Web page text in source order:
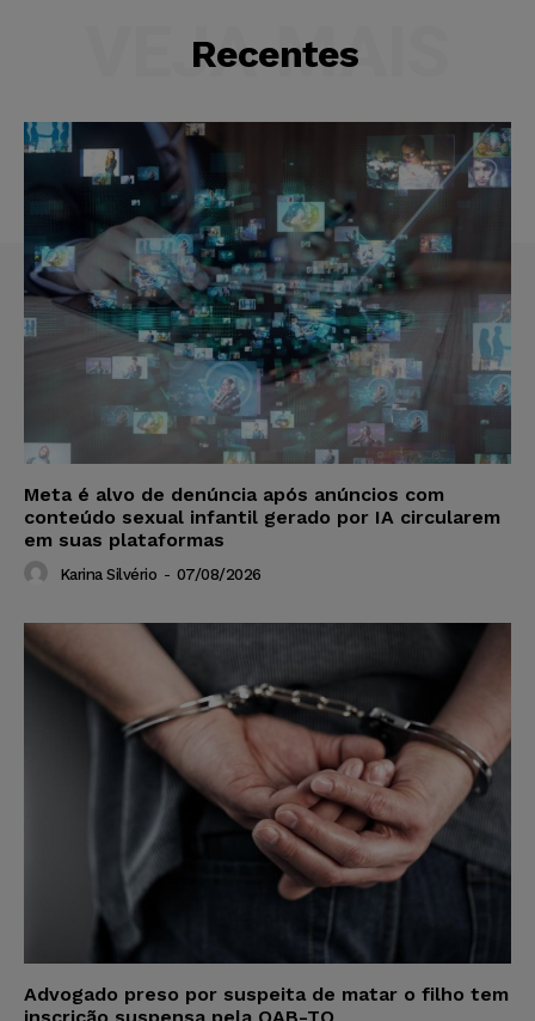
Recentes
VEJA MAIS
Meta é alvo de denúncia após anúncios com
conteúdo sexual infantil gerado por IA circularem
em suas plataformas
Karina Silvério - 07/08/2026
Advogado preso por suspeita de matar o filho tem